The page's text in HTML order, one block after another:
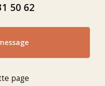
50 62
page